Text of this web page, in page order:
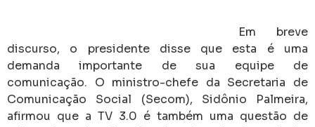
com a TV digital que está sendo implementada
agora”, disse o ministro.
A expectativa do governo, segundo ele, é de que a
TV 3.0 entre no ar em junho de 2026, a tempo da